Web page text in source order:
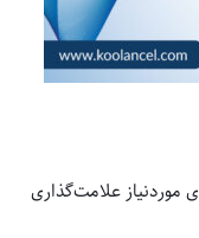
علامت‌گذاری